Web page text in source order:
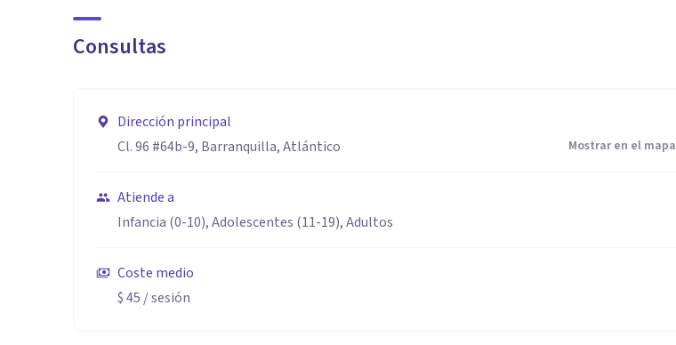
Consultas
Dirección principal
Cl. 96 #64b-9, Barranquilla, Atlántico
Mostrar en el mapa
Atiende a
Infancia (0-10), Adolescentes (11-19), Adultos
Coste medio
$ 45 / sesión